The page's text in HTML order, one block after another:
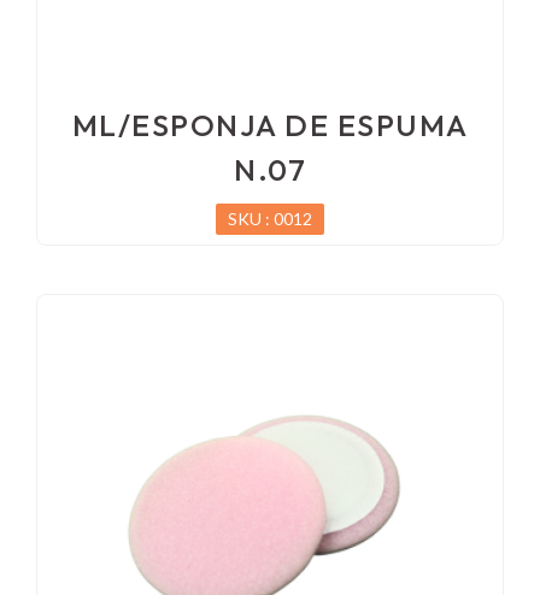
ML/ESPONJA DE ESPUMA
N.07
SKU : 0012